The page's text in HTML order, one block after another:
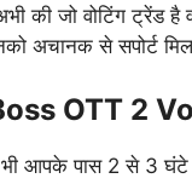
की जो वोटिंग ट्रेंड है
अचानक से सपोर्ट
OTT 2
भी आपके पास 2 से 3